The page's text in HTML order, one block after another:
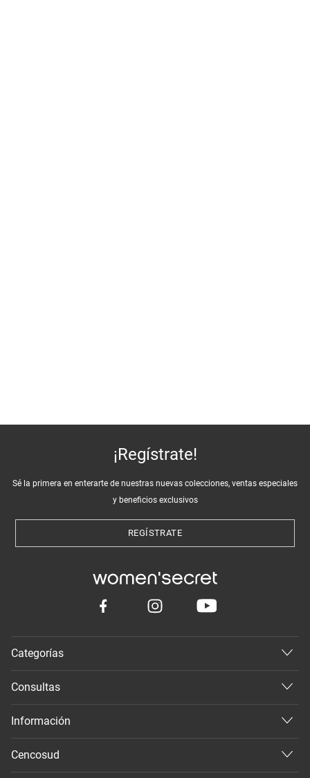
¡Regístrate!
Sé la primera en enterarte de nuestras nuevas colecciones, ventas especiales
y beneficios exclusivos
REGÍSTRATE
Categorías
Consultas
Información
Cencosud